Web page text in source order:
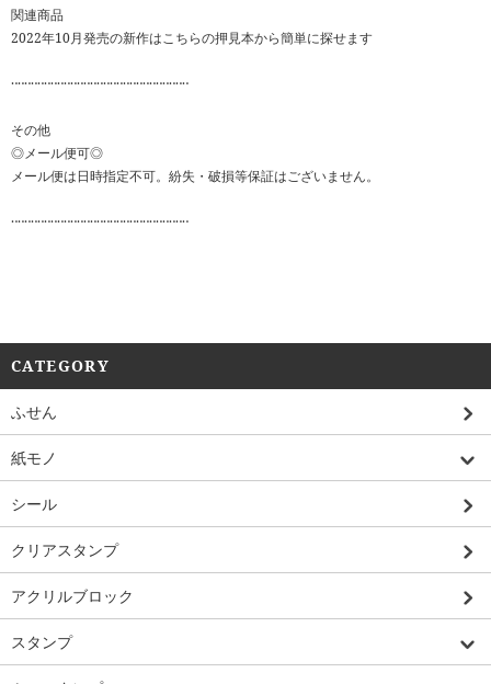
関連商品
2022年10月発売の新作はこちらの押見本から簡単に探せます
‥‥‥‥‥‥‥‥‥‥‥‥‥‥‥‥‥‥‥‥‥‥‥‥‥‥‥
その他
◎メール便可◎
メール便は日時指定不可。紛失・破損等保証はございません。
‥‥‥‥‥‥‥‥‥‥‥‥‥‥‥‥‥‥‥‥‥‥‥‥‥‥‥
CATEGORY
ふせん
紙モノ
シール
クリアスタンプ
アクリルブロック
スタンプ